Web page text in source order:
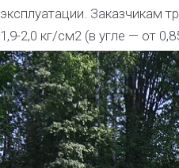
эксплуатации. Заказчикам
1,9-2,0 кг/см2 (в угле — от